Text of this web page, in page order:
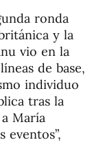
ronda
y la
vio en la
de base,
individuo
tras la
María
eventos”,